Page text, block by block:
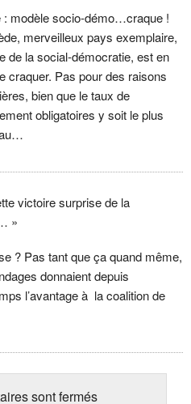
: modèle socio-démo…craque !
merveilleux pays exemplaire,
de la social-démocratie, est en
craquer. Pas pour des raisons
bien que le taux de
obligatoires y soit le plus
victoire surprise de la
»
? Pas tant que ça quand même,
donnaient depuis
l’avantage à la coalition de
sont fermés